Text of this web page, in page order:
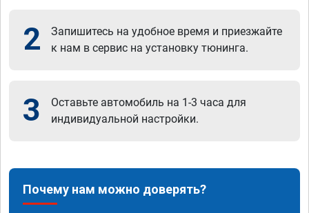
2
Запишитесь на удобное время и приезжайте
к нам в сервис на установку тюнинга.
3
Оставьте автомобиль на 1-3 часа для
индивидуальной настройки.
Почему нам можно доверять?